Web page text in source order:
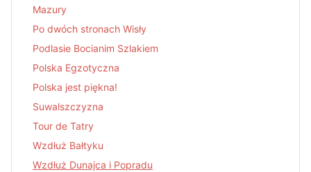
Mazury
Po dwóch stronach Wisły
Podlasie Bocianim Szlakiem
Polska Egzotyczna
Polska jest piękna!
Suwalszczyzna
Tour de Tatry
Wzdłuż Bałtyku
Wzdłuż Dunajca i Popradu